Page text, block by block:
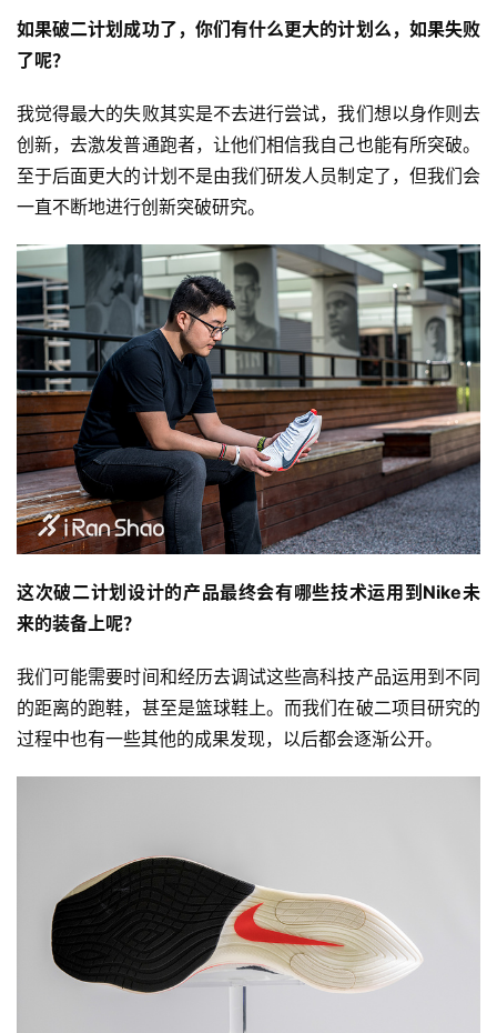
如果破二计划成功了，你们有什么更大的计划么，如果失败
了呢？
我觉得最大的失败其实是不去进行尝试，我们想以身作则去
创新，去激发普通跑者，让他们相信我自己也能有所突破。
至于后面更大的计划不是由我们研发人员制定了，但我们会
一直不断地进行创新突破研究。
这次破二计划设计的产品最终会有哪些技术运用到Nike未
来的装备上呢？
我们可能需要时间和经历去调试这些高科技产品运用到不同
的距离的跑鞋，甚至是篮球鞋上。而我们在破二项目研究的
过程中也有一些其他的成果发现，以后都会逐渐公开。